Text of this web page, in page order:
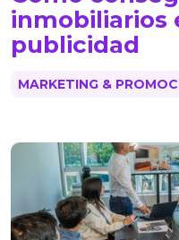
inmobiliarios
publicidad
MARKETING &